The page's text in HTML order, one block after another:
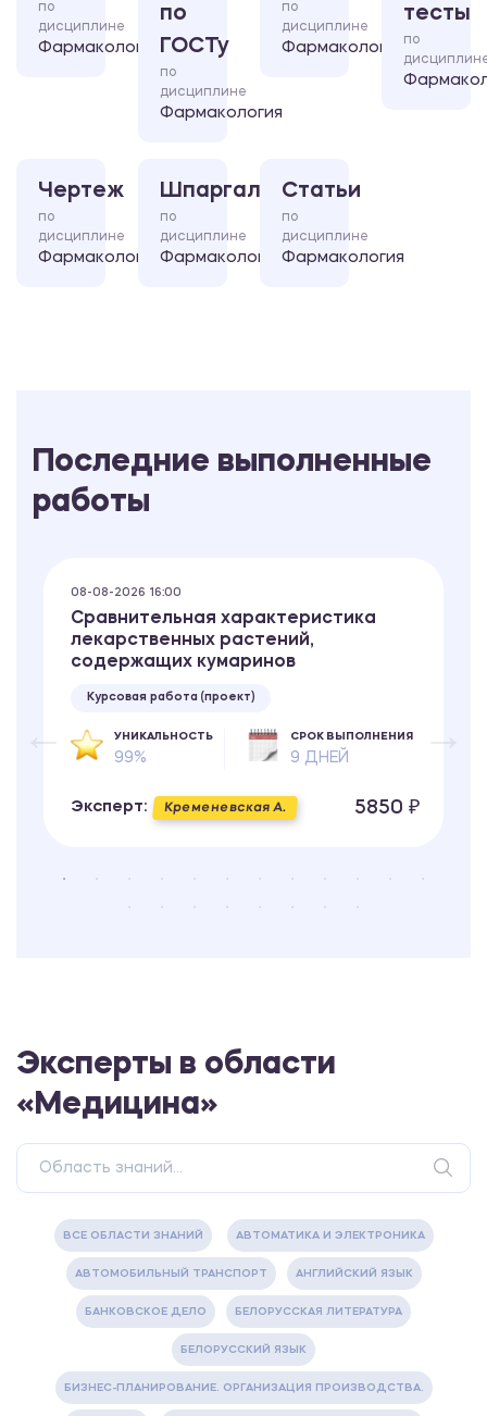
по
дисциплине
Фармакология
по
ГОСТу
по
дисциплине
Фармакология
по
дисциплине
Фармакология
тесты
по
Чертеж
по
дисциплине
Фармакология
Шпаргалка
по
дисциплине
Фармакология
Статьи
по
дисциплине
Фармакология
Последние выполненные
работы
08-08-2026 16:00
Сравнительная характеристика
лекарственных растений,
содержащих кумаринов
Курсовая работа (проект)
УНИКАЛЬНОСТЬ
99%
СРОК ВЫПОЛНЕНИЯ
9 ДНЕЙ
Эксперт: Кременевская А. 5850 ₽
Эксперты в области
«Медицина»
ВСЕ ОБЛАСТИ ЗНАНИЙ АВТОМАТИКА И ЭЛЕКТРОНИКА
АВТОМОБИЛЬНЫЙ ТРАНСПОРТ АНГЛИЙСКИЙ ЯЗЫК
БАНКОВСКОЕ ДЕЛО БЕЛОРУССКАЯ ЛИТЕРАТУРА
БЕЛОРУССКИЙ ЯЗЫК
БИЗНЕС-ПЛАНИРОВАНИЕ. ОРГАНИЗАЦИЯ ПРОИЗВОДСТВА.